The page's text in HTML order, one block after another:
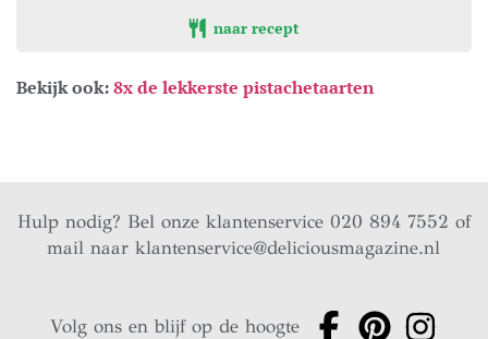
naar recept
Bekijk ook:8x de lekkerste pistachetaarten
Hulp nodig? Bel onze klantenservice 020 894 7552 of
mail naarklantenservice@deliciousmagazine.nl
Volg ons en blijf op de hoogte